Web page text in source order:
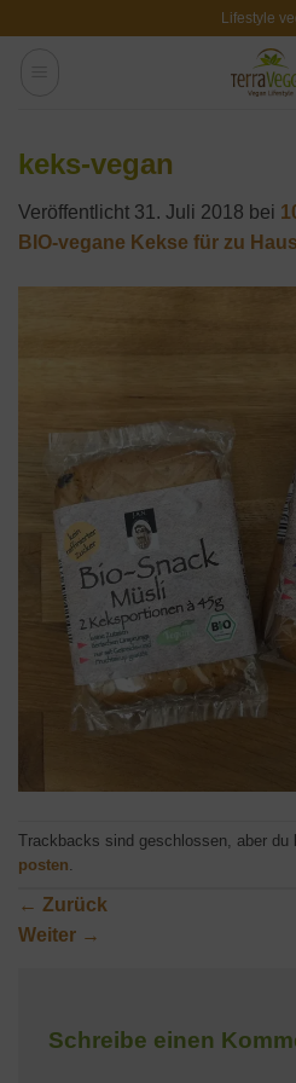
Lifestyle
keks-vegan
Veröffentlicht 31. Juli 2018 bei
BIO-vegane Kekse für zu
Trackbacks sind geschlossen, aber du
posten.
← Zurück
Weiter →
Schreibe einen